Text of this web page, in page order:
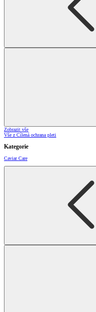
Zobrazit vše
Vše z Cílená ochrana pleti
Kategorie
Caviar Care